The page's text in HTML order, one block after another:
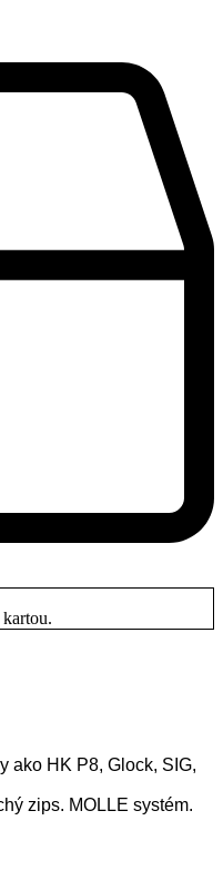
ako HK P8, Glock, SIG,
zips. MOLLE systém.